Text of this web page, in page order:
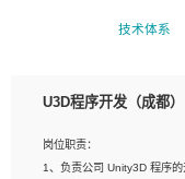
技术体系
U3D程序开发（成都）
岗位职责：
1、负责公司 Unity3D 程序的